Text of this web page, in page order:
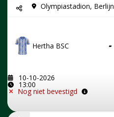
Olympiastadion, Berlijn
Hertha BSC -
10-10-2026
13:00
Nog niet bevestigd